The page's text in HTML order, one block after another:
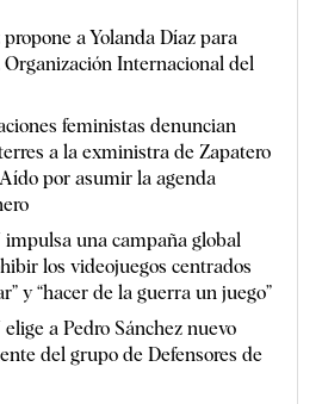
propone a Yolanda Díaz para
Internacional del
feministas denuncian
a la exministra de Zapatero
por asumir la agenda
una campaña global
los videojuegos centrados
y “hacer de la guerra un juego”
a Pedro Sánchez nuevo
del grupo de Defensores de